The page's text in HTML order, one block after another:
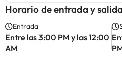
Horario de entrada y salida
Entrada
Entre las 3:00 PM y las 12:00
AM